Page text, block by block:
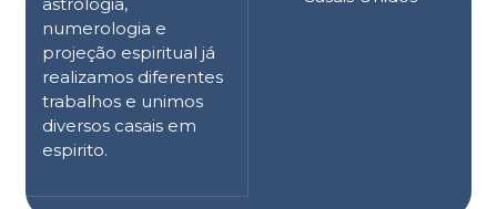
numerologia e
projeção espiritual já
realizamos diferentes
trabalhos e unimos
diversos casais em
espirito.